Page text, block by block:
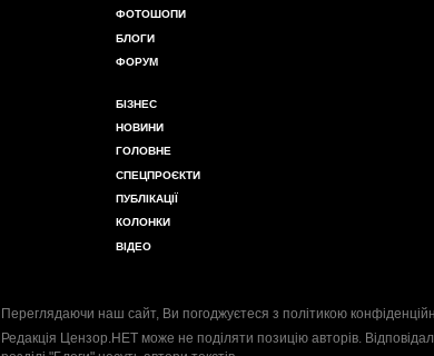
ФОТОШОПИ
БЛОГИ
ФОРУМ
БІЗНЕС
НОВИНИ
ГОЛОВНЕ
СПЕЦПРОЄКТИ
ПУБЛІКАЦІЇ
КОЛОНКИ
ВІДЕО
Переглядаючи наш сайт, Ви погоджуєтеся з політикою
Редакція Цензор.НЕТ може не поділяти позицію авторів.